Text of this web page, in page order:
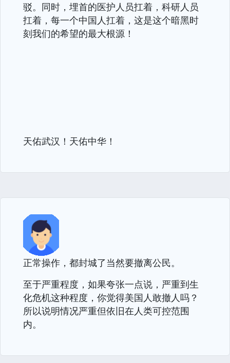
驳。同时，埋首的医护人员扛着，科研人员
扛着，每一个中国人扛着，这是这个暗黑时
刻我们的希望的最大根源！
天佑武汉！天佑中华！
正常操作，都封城了当然要撤离公民。
至于严重程度，如果夸张一点说，严重到生
化危机这种程度，你觉得美国人敢撤人吗？
所以说明情况严重但依旧在人类可控范围
内。